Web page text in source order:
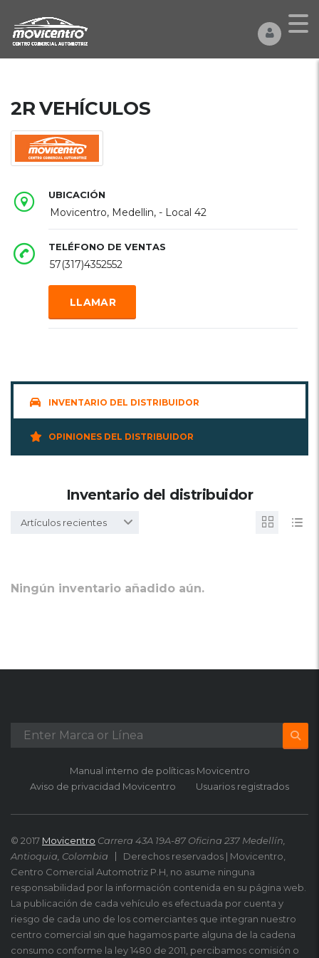
2R VEHÍCULOS
UBICACIÓN
Movicentro, Medellin, - Local 42
TELÉFONO DE VENTAS
57(317)4352552
LLAMAR
INVENTARIO DEL DISTRIBUIDOR
OPINIONES DEL DISTRIBUIDOR
Inventario del distribuidor
Artículos recientes
Ningún inventario añadido aún.
Manual interno de políticas Movicentro
Aviso de privacidad Movicentro
Usuarios registrados
© 2017 Movicentro Carrera 43A 19A-87 Oficina 237 Medellín,
Antioquia, Colombia
Derechos reservados | Movicentro,
Centro Comercial Automotriz P.H, no asume ninguna
responsabilidad por la información contenida en su página web.
La publicación de cada vehículo es efectuada por cuenta y
riesgo de cada uno de los comerciantes que integran nuestro
centro comercial sin que hagamos parte alguna de la cadena
consumo conforme la ley 1480 de 2011, percibamos comisión o